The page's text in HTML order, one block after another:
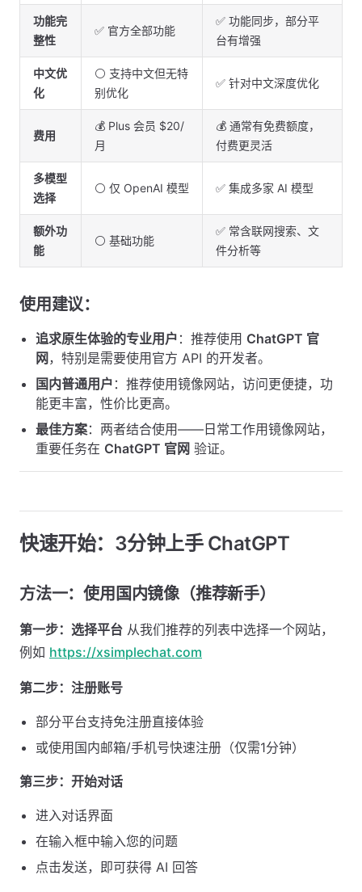
功能完
整性
✅ 官方全部功能
✅ 功能同步，部分平
台有增强
中文优
化
⚪ 支持中文但无特
别优化
✅ 针对中文深度优化
费用
💰 Plus 会员 $20/
月
💰 通常有免费额度，
付费更灵活
多模型
选择
⚪ 仅 OpenAI 模型 ✅ 集成多家 AI 模型
额外功
能
⚪ 基础功能
✅ 常含联网搜索、文
件分析等
使用建议：
追求原生体验的专业用户 ：推荐使用 ChatGPT 官
网 ，特别是需要使用官方 API 的开发者。
国内普通用户 ：推荐使用镜像网站，访问更便捷，功
能更丰富，性价比更高。
最佳方案：两者结合使用——日常工作用镜像网站，
重要任务在 ChatGPT 官网 验证。
快速开始：3分钟上手 ChatGPT
方法一：使用国内镜像（推荐新手）
第一步：选择平台 从我们推荐的列表中选择一个网站，
例如 https://xsimplechat.com
第二步：注册账号
部分平台支持免注册直接体验
或使用国内邮箱/手机号快速注册（仅需1分钟）
第三步：开始对话
进入对话界面
在输入框中输入您的问题
点击发送，即可获得 AI 回答